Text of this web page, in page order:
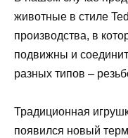
животные в стиле
производства, в
подвижны и
разных типов –
Традиционная
появился новый